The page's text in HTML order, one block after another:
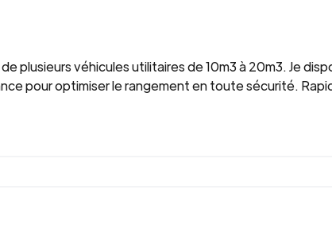
plusieurs véhicules utilitaires de 10m3 à 20m3. Je
pour optimiser le rangement en toute sécurité.